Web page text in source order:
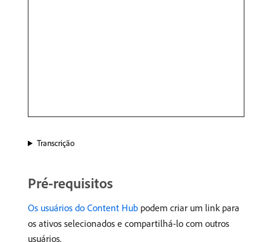
Transcrição
Pré-requisitos
Os usuários do Content Hub podem criar um link para
os ativos selecionados e compartilhá-lo com outros
usuários.